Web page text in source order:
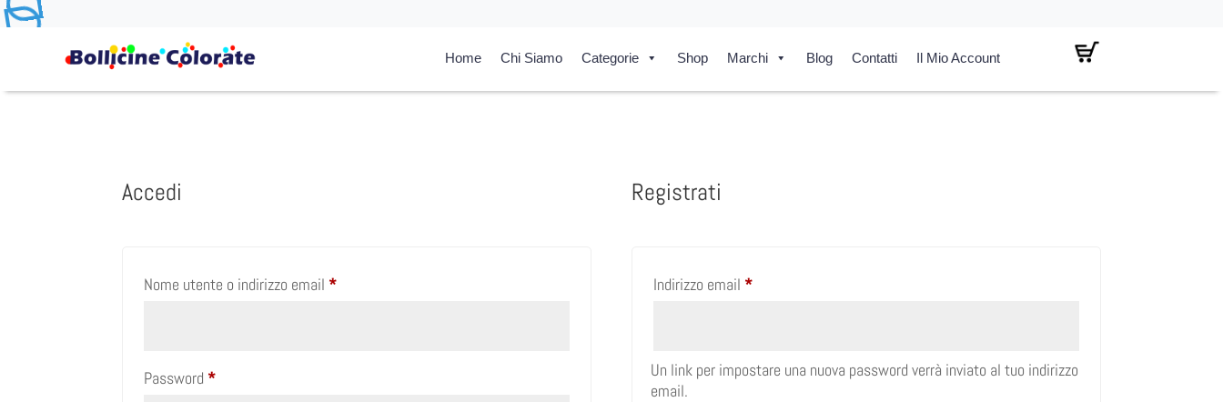
Home Chi Siamo Categorie Shop Marchi Blog Contatti Il Mio Account
Accedi
Nome utente o indirizzo email *Richiesto
Password *Richiesto
Registrati
Indirizzo email *Richiesto
Un link per impostare una nuova password verrà inviato al tuo indirizzo
email.